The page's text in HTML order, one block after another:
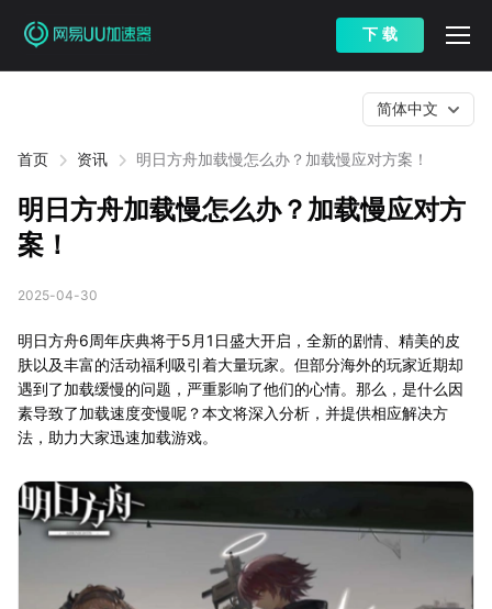
下 载
首页 资讯 明日方舟加载慢怎么办？加载慢应对方案！
简体中文
明日方舟加载慢怎么办？加载慢应对方
案！
2025-04-30
明日方舟6周年庆典将于5月1日盛大开启，全新的剧情、精美的皮
肤以及丰富的活动福利吸引着大量玩家。但部分海外的玩家近期却
遇到了加载缓慢的问题，严重影响了他们的心情。那么，是什么因
素导致了加载速度变慢呢？本文将深入分析，并提供相应解决方
法，助力大家迅速加载游戏。